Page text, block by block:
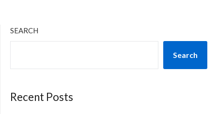
SEARCH
Search
Recent Posts